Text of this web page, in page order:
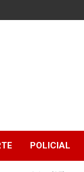
POLICIAL